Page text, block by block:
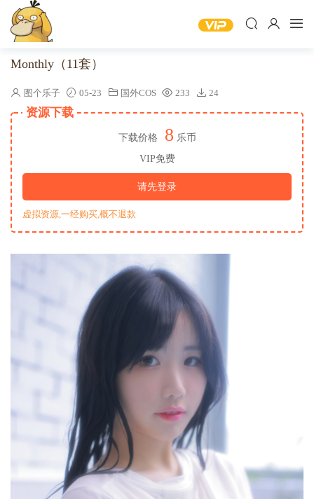
Monthly（11套）
图个乐子 05-23 国外COS 233 24
资源下载
下载价格 8 乐币
VIP免费
请先登录
虚拟资源,一经购买,概不退款